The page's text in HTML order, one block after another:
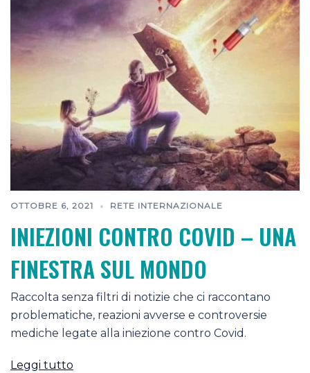
OTTOBRE 6, 2021 RETE INTERNAZIONALE
INIEZIONI CONTRO COVID – UNA
FINESTRA SUL MONDO
Raccolta senza filtri di notizie che ci raccontano
problematiche, reazioni avverse e controversie
mediche legate alla iniezione contro Covid.
Leggi tutto